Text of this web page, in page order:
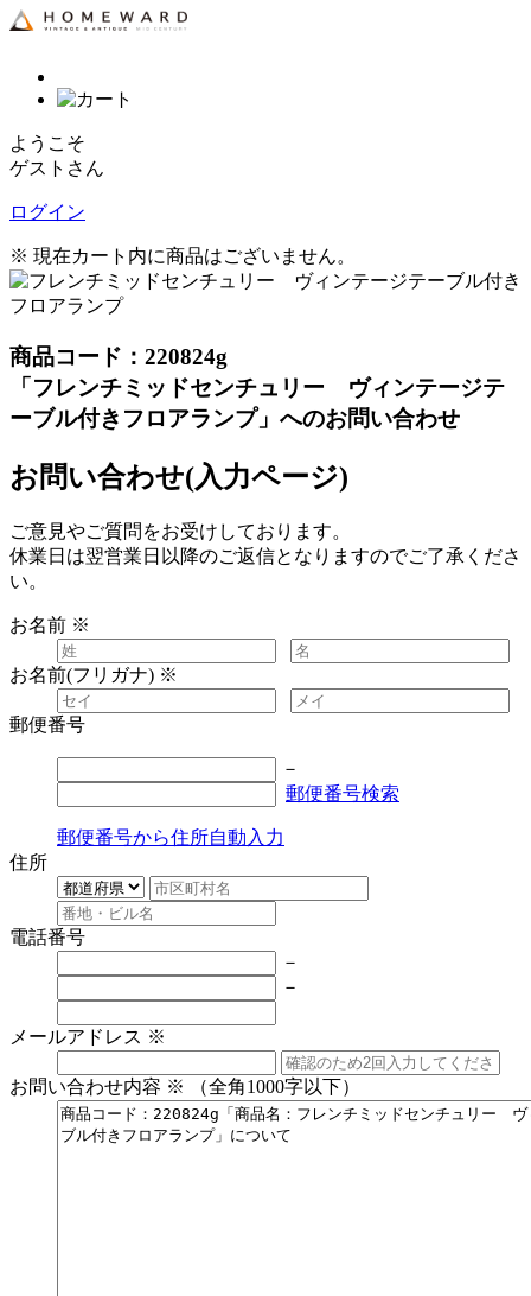
ようこそ
ゲストさん
ログイン
※ 現在カート内に商品はございません。
商品コード：220824g
「フレンチミッドセンチュリー ヴィンテージテ
ーブル付きフロアランプ」へのお問い合わせ
お問い合わせ(入力ページ)
ご意見やご質問をお受けしております。
休業日は翌営業日以降のご返信となりますのでご了承くださ
い。
お名前 ※
お名前(フリガナ) ※
郵便番号
－
郵便番号検索
郵便番号から住所自動入力
住所
電話番号
－
－
メールアドレス ※
お問い合わせ内容 ※ （全角1000字以下）